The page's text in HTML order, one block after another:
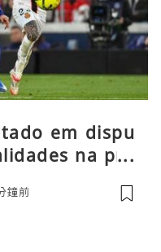
em dispu
na pré
鐘前